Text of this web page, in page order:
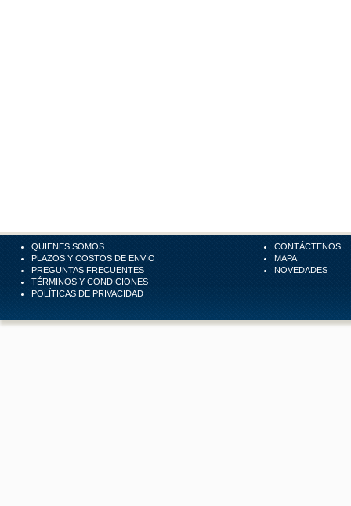
QUIENES SOMOS
PLAZOS Y COSTOS DE ENVÍO
PREGUNTAS FRECUENTES
TÉRMINOS Y CONDICIONES
POLÍTICAS DE PRIVACIDAD
CONTÁCTENOS
MAPA
NOVEDADES